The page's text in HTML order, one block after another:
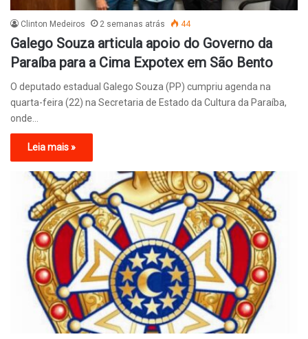
Clinton Medeiros 2 semanas atrás 44
Galego Souza articula apoio do Governo da
Paraíba para a Cima Expotex em São Bento
O deputado estadual Galego Souza (PP) cumpriu agenda na
quarta-feira (22) na Secretaria de Estado da Cultura da Paraíba,
onde…
Leia mais »